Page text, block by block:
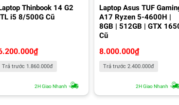
Thinbook 14 G2
i5 8/500G Cũ
₫
Trả trước 1.860.000đ
2H Giao Nhanh
Laptop Asus TUF
A17 Ryzen 5-4600H |
8GB | 512GB | GTX
Cũ
8.000.000₫
Trả trước 2.400.000đ
2H Giao Nhanh